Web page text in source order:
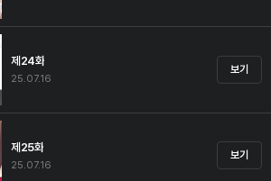
제24화
25.07.16
보기
제25화
25.07.16
보기